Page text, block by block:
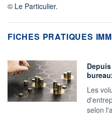
© Le Particulier.
FICHES PRATIQUES
Les
selon